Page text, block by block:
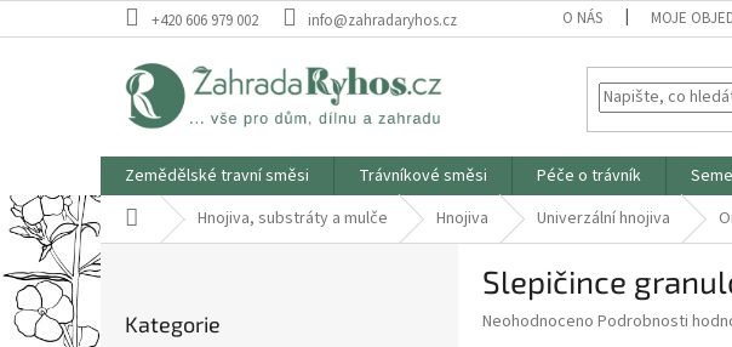
na
+420 606 979 002 info@zahradaryhos.cz O NÁS MOJE
Zemědělské travní směsi Trávníkové směsi Péče o trávník
Domů Hnojiva, substráty a mulče Hnojiva Univerzální hnojiva
P
o
kategorie
Kategorie
Slepičince
Průměrné
Neohodnoceno Podrobnosti